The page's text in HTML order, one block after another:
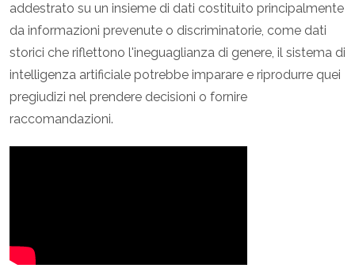
addestrato su un insieme di dati costituito principalmente
da informazioni prevenute o discriminatorie, come dati
storici che riflettono l'ineguaglianza di genere, il sistema di
intelligenza artificiale potrebbe imparare e riprodurre quei
pregiudizi nel prendere decisioni o fornire
raccomandazioni.